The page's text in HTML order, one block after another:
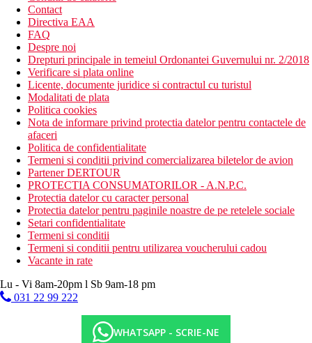
Contact
Directiva EAA
FAQ
Despre noi
Drepturi principale in temeiul Ordonantei Guvernului nr. 2/2018
Verificare si plata online
Licente, documente juridice si contractul cu turistul
Modalitati de plata
Politica cookies
Nota de informare privind protectia datelor pentru contactele de
afaceri
Politica de confidentialitate
Termeni si conditii privind comercializarea biletelor de avion
Partener DERTOUR
PROTECTIA CONSUMATORILOR - A.N.P.C.
Protectia datelor cu caracter personal
Protectia datelor pentru paginile noastre de pe retelele sociale
Setari confidentialitate
Termeni si conditii
Termeni si conditii pentru utilizarea voucherului cadou
Vacante in rate
Lu - Vi 8am-20pm l Sb 9am-18 pm
031 22 99 222
WHATSAPP - SCRIE-NE